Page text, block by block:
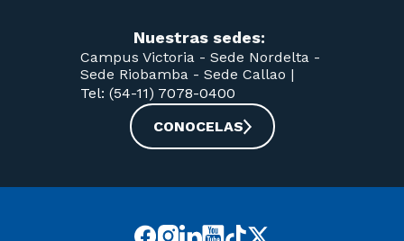
Nuestras sedes:
Campus Victoria - Sede Nordelta -
Sede Riobamba - Sede Callao |
Tel: (54-11) 7078-0400
CONOCELAS